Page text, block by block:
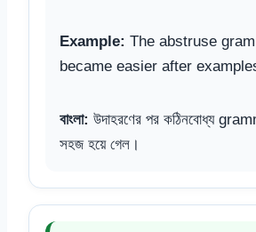
Example: The abstruse
became easier after
বাংলা: উদাহরণের পর কঠিনবোধ্য
সহজ হয়ে গেল।